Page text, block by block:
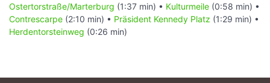
Ostertorstraße/Marterburg (1:37 min) • Kulturmeile (0:58 min) •
Contrescarpe (2:10 min) • Präsident Kennedy Platz (1:29 min) •
Herdentorsteinweg (0:26 min)